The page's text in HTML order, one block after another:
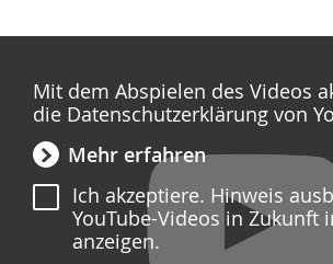
Mit dem Abspielen des Videos
die Datenschutzerklärung von
Mehr erfahren
Ich akzeptiere. Hinweis
YouTube-Videos in Zukunft
anzeigen.